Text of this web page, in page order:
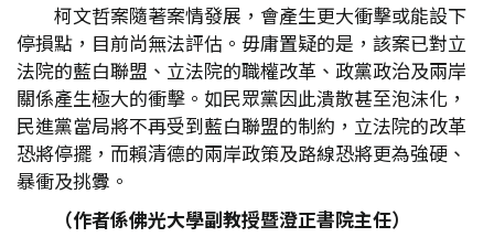
柯文哲案隨著案情發展，會產生更大衝擊或能設下
停損點，目前尚無法評估。毋庸置疑的是，該案已對立
法院的藍白聯盟、立法院的職權改革、政黨政治及兩岸
關係產生極大的衝擊。如民眾黨因此潰散甚至泡沫化，
民進黨當局將不再受到藍白聯盟的制約，立法院的改革
恐將停擺，而賴清德的兩岸政策及路線恐將更為強硬、
暴衝及挑釁。
（作者係佛光大學副教授暨澄正書院主任）